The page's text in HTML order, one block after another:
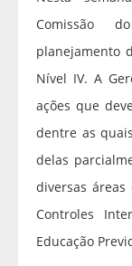
Comissão
planejamento
Nível IV. A
ações que
dentre as
delas
diversas
Controles
Educação